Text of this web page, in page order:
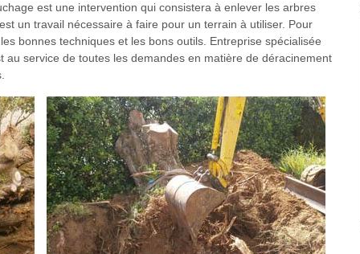
est une intervention qui consistera à enlever les arbres
un travail nécessaire à faire pour un terrain à utiliser. Pour
bonnes techniques et les bons outils. Entreprise spécialisée
au service de toutes les demandes en matière de déracinement